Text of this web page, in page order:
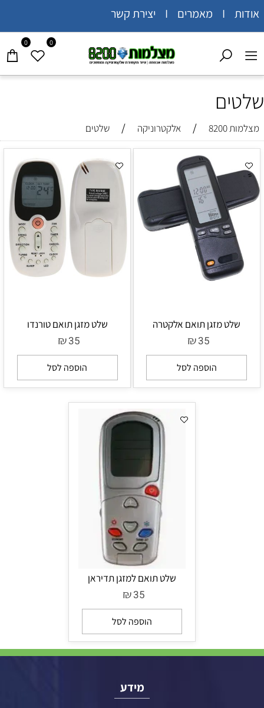
אודות I מאמרים I יצירת קשר
0 0
שלטים
מצלמות 8200 / אלקטרוניקה / שלטים
שלט מזגן תואם אלקטרה
₪35
הוספה לסל
שלט מזגן תואם טורנדו
₪35
הוספה לסל
שלט תואם למזגן תדיראן
₪35
הוספה לסל
מידע